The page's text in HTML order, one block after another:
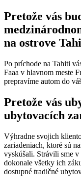
Pretože vás
na ostrove
Po príchode na Tahiti
Faaa v hlavnom meste
prepravíme autom do
Pretože vás
ubytovacích
Výhradne svojich
zariadeniach, ktoré sú
vyskúšali. Strávili sme
dokonale všetky ich
dostupné tradičné